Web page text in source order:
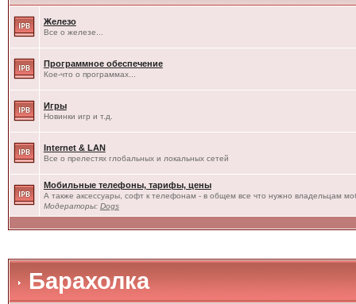
Железо
Все о железе...
Программное обеспечение
Кое-что о программах...
Игры
Новинки игр и т.д.
Internet & LAN
Все о прелестях глобальных и локальных сетей
Мобильные телефоны, тарифы, цены
А также аксессуары, софт к телефонам - в общем все что нужно владельцам
Модераторы: Dogs
Барахолка